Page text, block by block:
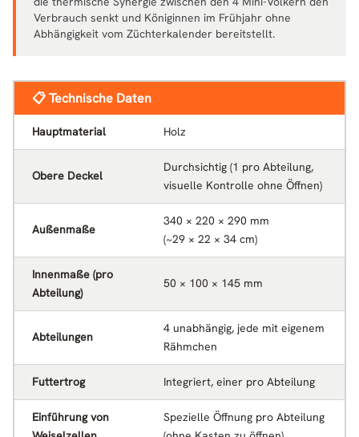
Verbrauch senkt und Königinnen im Frühjahr ohne
Abhängigkeit vom Züchterkalender bereitstellt.
📋 Technische Daten
Hauptmaterial Holz
Obere Deckel
Durchsichtig (1 pro Abteilung,
visuelle Kontrolle ohne Öffnen)
Außenmaße
340 × 220 × 290 mm
(~29 × 22 × 34 cm)
Innenmaße (pro
Abteilung)
50 × 100 × 145 mm
Abteilungen
4 unabhängig, jede mit eigenem
Rähmchen
Futtertrog Integriert, einer pro Abteilung
Einführung von
Spezielle Öffnung pro Abteilung